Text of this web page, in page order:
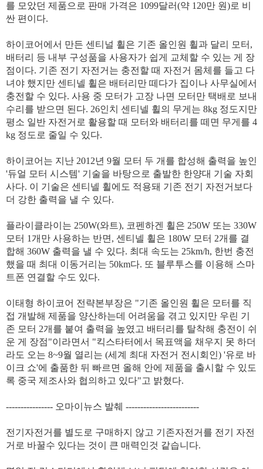
를 모았던 제품으로 판매 가격은 1099달러(약 120만 원)로 비
싼 편이다.
하이코어에서 만든 센티널 휠은 기존 올인원 휠과 달리 모터,
배터리 등 내부 구성품을 사용자가 쉽게 교체할 수 있는 게 장
점이다. 기존 전기 자전거는 충전할 때 자전거 몸체를 들고 다
녀야 했지만 센티넬 휠은 배터리만 떼다가 집이나 사무실에서
충전할 수 있다. 사용 중 모터가 고장 나면 모터만 택배로 보내
수리를 받으면 된다. 26인치 센티넬 휠의 무게는 8kg 정도지만
평소 일반 자전거로 활용할 때 모터와 배터리를 떼면 무게를 4
kg 정도로 줄일 수 있다.
하이코어는 지난 2012년 9월 모터 두 개를 합성해 출력을 높인
'듀얼 모터 시스템' 기술을 바탕으로 출발한 한양대 기술 자회
사다. 이 기술은 센티넬 휠에도 적용돼 기존 전기 자전거보다
더 강한 출력을 낼 수 있다.
플라이클라이는 250W(와트), 코펜하겐 휠은 250W 또는 330W
모터 1개만 사용하는 반면, 센티넬 휠은 180W 모터 2개를 결
합해 360W 출력을 낼 수 있다. 최대 속도는 25km/h, 한번 충전
했을 때 최대 이동거리는 50km다. 또 블루투스를 이용해 스마
트폰 연결할 수도 있다.
이태형 하이코어 전략본부장은 "기존 올인원 휠은 모터를 직
접 개발해 제품을 양산하는데 어려움을 겪고 있지만 우린 기
존 모터 2개를 붙여 출력을 높였고 배터리를 탈착해 충전이 쉬
운 게 장점"이라면서 "킥스타터에서 목표액을 채우지 못 하더
라도 오는 8~9월 열리는 (세계 최대 자전거 전시회인) '유로 바
이크 쇼'에 출품한 뒤 빠르면 올해 안에 제품을 출시할 수 있도
록 중국 제조사와 협의하고 있다"고 밝혔다.​
---------------- 오마이뉴스 발췌 -------------------------
전기자전거를 별도로 구매하지 않고 기존자전거를 전기 자전
거로 바꿀수 있다는 것이 큰 매력인것 같습니다.